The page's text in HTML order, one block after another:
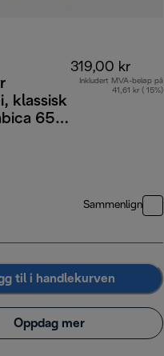
klassisk
65
319,00 kr
Inkludert MVA-beløp på
41,61 kr ( 15%)
Sammenlign
til i handlekurven
Oppdag mer